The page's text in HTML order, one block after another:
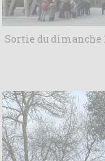
Sortie du dimanche